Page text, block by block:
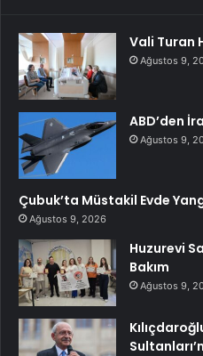
Vali Turan
Ağustos 9,
ABD’den
Ağustos 9,
Çubuk’ta Müstakil Evde
Ağustos 9, 2026
Huzurevi
Bakım
Ağustos 9,